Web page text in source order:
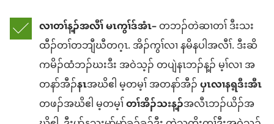
လၢတၢ်န့ၣ်အလီၢ် မၤကွၢ်ဒ်အံၤ–တဘၣ်တဲဆၢတၢ် ဒီးသး
ထီၣ်တၢ်တဘျီဃီတဂ့ၤ. အိၣ်ကွၢ်လၢ နမိနပါအလီၢ်. ဒီးဆိ
ကမိၣ်ထံဘၣ်ဃးဒီး အဝဲသ့ၣ် တပျဲနၤဘၣ်န့ၣ် မ့ၢ်လၢ အ
တနာ်အီၣ်နၤအဃိဧါ မ့တမ့ၢ် အတနာ်အီၣ်ပှၤလၢနရ့ဒီးအီၤ
တဖၣ်အဃိဧါ မ့တမ့ၢ်တၢ်အိၣ်သးန့ၣ်အလီၤဘၣ်ယိၣ်အ